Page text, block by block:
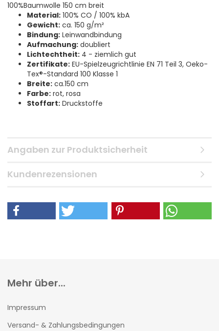
100%Baumwolle 150 cm breit
Material: 100% CO / 100% kbA
Gewicht: ca. 150 g/m²
Bindung: Leinwandbindung
Aufmachung: doubliert
Lichtechtheit: 4 - ziemlich gut
Zertifikate: EU-Spielzeugrichtlinie EN 71 Teil 3, Oeko-
Tex®-Standard 100 Klasse 1
Breite: ca.150 cm
Farbe: rot, rosa
Stoffart: Druckstoffe
Angaben zur Produktsicherheit
Kundenrezensionen
Mehr über...
Impressum
Versand- & Zahlungsbedingungen